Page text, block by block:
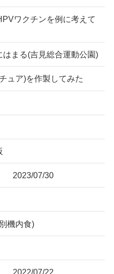
ワクチンを例に考えて
まる(吉見総合運動公園)
ュア)を作製してみた
2023/07/30
機内食)
2022/07/22